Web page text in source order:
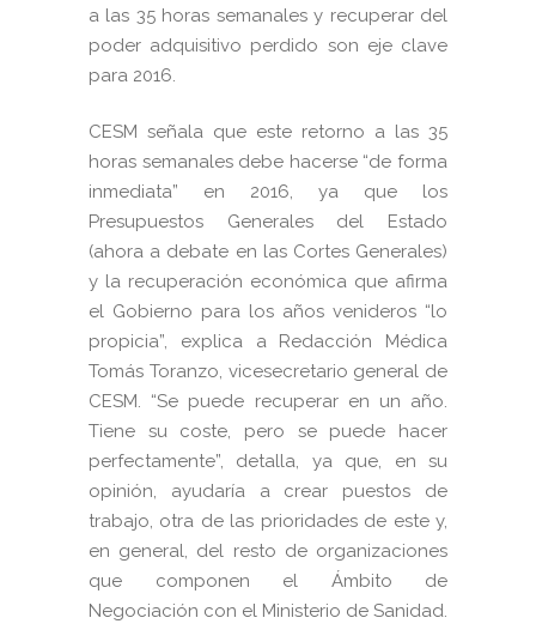
a las 35 horas semanales y recuperar del
poder adquisitivo perdido son eje clave
para 2016.
CESM señala que este retorno a las 35
horas semanales debe hacerse “de forma
inmediata” en 2016, ya que los
Presupuestos Generales del Estado
(ahora a debate en las Cortes Generales)
y la recuperación económica que afirma
el Gobierno para los años venideros “lo
propicia”, explica a Redacción Médica
Tomás Toranzo, vicesecretario general de
CESM. “Se puede recuperar en un año.
Tiene su coste, pero se puede hacer
perfectamente”, detalla, ya que, en su
opinión, ayudaría a crear puestos de
trabajo, otra de las prioridades de este y,
en general, del resto de organizaciones
que componen el Ámbito de
Negociación con el Ministerio de Sanidad.